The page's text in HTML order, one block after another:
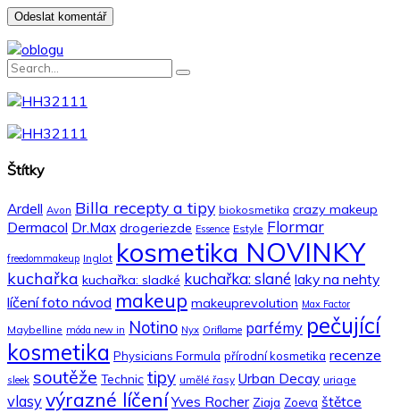
Štítky
Ardell Avon Billa recepty a tipy biokosmetika crazy makeup
Dermacol Dr.Max drogeriezde Essence Estyle Flormar
freedommakeup Inglot kosmetika NOVINKY
kuchařka kuchařka: sladké kuchařka: slané laky na nehty
líčení foto návod makeup makeuprevolution Max Factor
Maybelline móda new in Notino Nyx Oriflame parfémy pečující
kosmetika Physicians Formula přírodní kosmetika recenze
sleek soutěže Technic tipy umělé řasy Urban Decay uriage
vlasy výrazné líčení Yves Rocher Ziaja Zoeva štětce